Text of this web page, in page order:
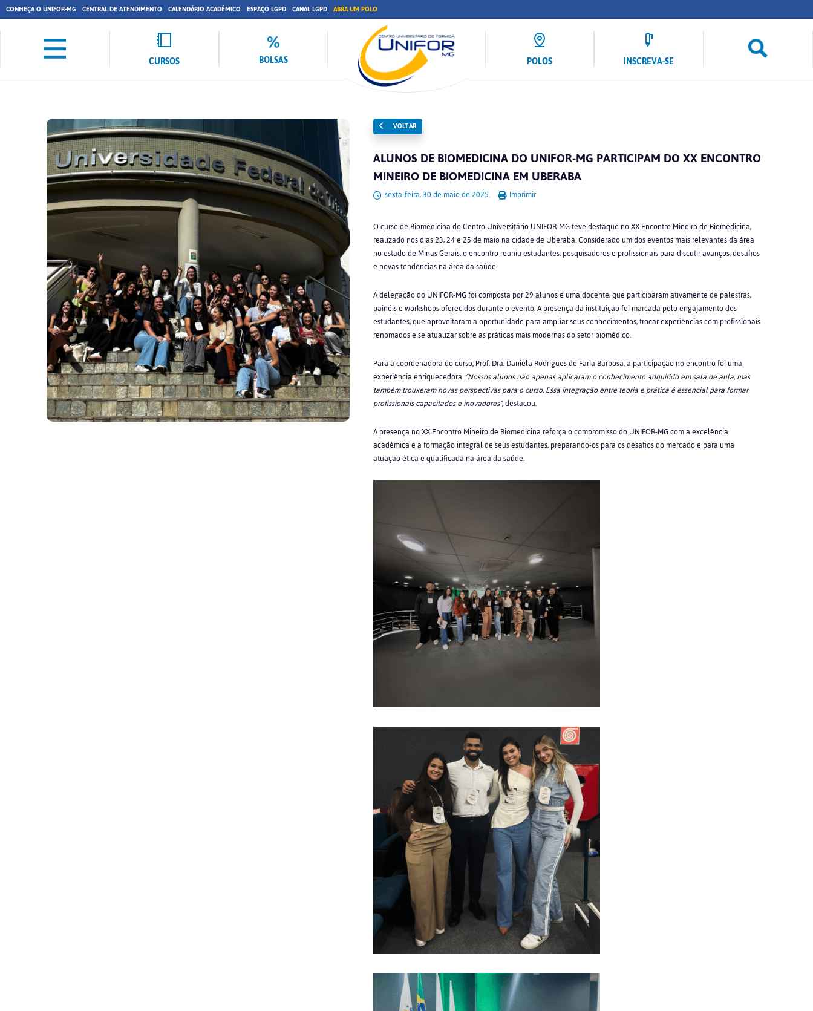
CONHEÇA O UNIFOR-MG CENTRAL DE ATENDIMENTO CALENDÁRIO ACADÊMICO ESPAÇO LGPD CANAL LGPD ABRA UM POLO
CURSOS BOLSAS POLOS INSCREVA-SE
VOLTAR
ALUNOS DE BIOMEDICINA DO UNIFOR-MG PARTICIPAM DO XX ENCONTRO
MINEIRO DE BIOMEDICINA EM UBERABA
sexta-feira, 30 de maio de 2025. Imprimir
O curso de Biomedicina do Centro Universitário UNIFOR-MG teve destaque no XX Encontro Mineiro de Biomedicina,
realizado nos dias 23, 24 e 25 de maio na cidade de Uberaba. Considerado um dos eventos mais relevantes da área
no estado de Minas Gerais, o encontro reuniu estudantes, pesquisadores e profissionais para discutir avanços, desafios
e novas tendências na área da saúde.
A delegação do UNIFOR-MG foi composta por 29 alunos e uma docente, que participaram ativamente de palestras,
painéis e workshops oferecidos durante o evento. A presença da instituição foi marcada pelo engajamento dos
estudantes, que aproveitaram a oportunidade para ampliar seus conhecimentos, trocar experiências com profissionais
renomados e se atualizar sobre as práticas mais modernas do setor biomédico.
Para a coordenadora do curso, Prof. Dra. Daniela Rodrigues de Faria Barbosa, a participação no encontro foi uma
experiência enriquecedora. “Nossos alunos não apenas aplicaram o conhecimento adquirido em sala de aula, mas
também trouxeram novas perspectivas para o curso. Essa integração entre teoria e prática é essencial para formar
profissionais capacitados e inovadores”, destacou.
A presença no XX Encontro Mineiro de Biomedicina reforça o compromisso do UNIFOR-MG com a excelência
acadêmica e a formação integral de seus estudantes, preparando-os para os desafios do mercado e para uma
atuação ética e qualificada na área da saúde.